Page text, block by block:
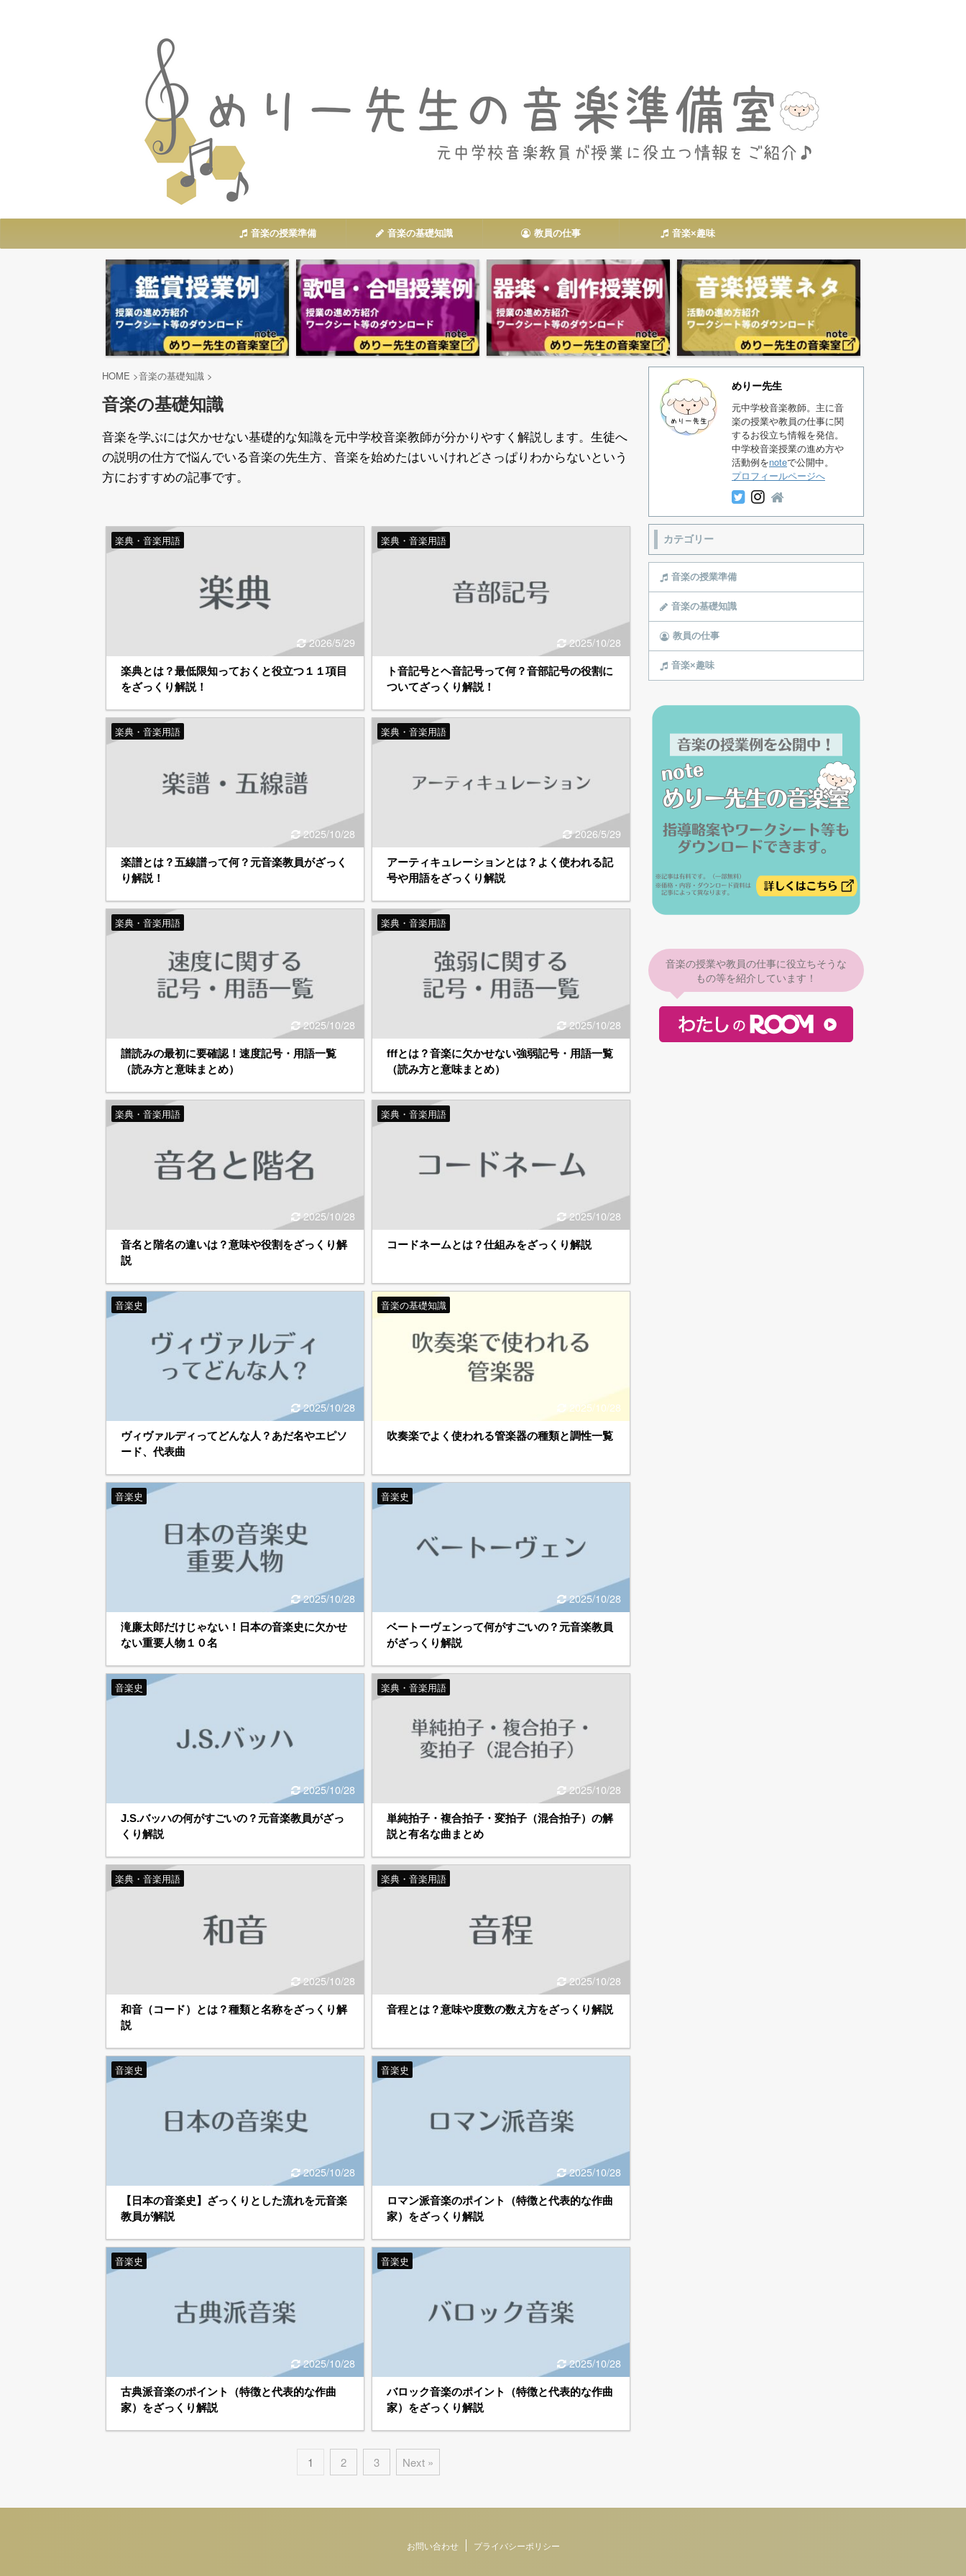
音楽の授業準備 音楽の基礎知識 教員の仕事 音楽×趣味
HOME >音楽の基礎知識 >
音楽の基礎知識
音楽を学ぶには欠かせない基礎的な知識を元中学校音楽教師が分かりやすく解説します。生徒へ
の説明の仕方で悩んでいる音楽の先生方、音楽を始めたはいいけれどさっぱりわからないという
方におすすめの記事です。
2026/5/29
楽典・音楽用語
楽典とは？最低限知っておくと役立つ１１項目
をざっくり解説！
2025/10/28
楽典・音楽用語
ト音記号とヘ音記号って何？音部記号の役割に
ついてざっくり解説！
2025/10/28
楽典・音楽用語
楽譜とは？五線譜って何？元音楽教員がざっく
り解説！
2026/5/29
楽典・音楽用語
アーティキュレーションとは？よく使われる記
号や用語をざっくり解説
2025/10/28
楽典・音楽用語
譜読みの最初に要確認！速度記号・用語一覧
（読み方と意味まとめ）
2025/10/28
楽典・音楽用語
fffとは？音楽に欠かせない強弱記号・用語一覧
（読み方と意味まとめ）
2025/10/28
楽典・音楽用語
音名と階名の違いは？意味や役割をざっくり解
説
2025/10/28
楽典・音楽用語
コードネームとは？仕組みをざっくり解説
2025/10/28
音楽史
ヴィヴァルディってどんな人？あだ名やエピソ
ード、代表曲
2025/10/28
音楽の基礎知識
吹奏楽でよく使われる管楽器の種類と調性一覧
2025/10/28
音楽史
滝廉太郎だけじゃない！日本の音楽史に欠かせ
ない重要人物１０名
2025/10/28
音楽史
ベートーヴェンって何がすごいの？元音楽教員
がざっくり解説
2025/10/28
音楽史
J.S.バッハの何がすごいの？元音楽教員がざっ
くり解説
2025/10/28
楽典・音楽用語
単純拍子・複合拍子・変拍子（混合拍子）の解
説と有名な曲まとめ
2025/10/28
楽典・音楽用語
和音（コード）とは？種類と名称をざっくり解
説
2025/10/28
楽典・音楽用語
音程とは？意味や度数の数え方をざっくり解説
2025/10/28
音楽史
【日本の音楽史】ざっくりとした流れを元音楽
教員が解説
2025/10/28
音楽史
ロマン派音楽のポイント（特徴と代表的な作曲
家）をざっくり解説
2025/10/28
音楽史
古典派音楽のポイント（特徴と代表的な作曲
家）をざっくり解説
2025/10/28
音楽史
バロック音楽のポイント（特徴と代表的な作曲
家）をざっくり解説
1 2 3 Next »
めりー先生
元中学校音楽教師。主に音
楽の授業や教員の仕事に関
するお役立ち情報を発信。
中学校音楽授業の進め方や
活動例をnoteで公開中。
プロフィールページへ
カテゴリー
音楽の授業準備
音楽の基礎知識
教員の仕事
音楽×趣味
音楽の授業や教員の仕事に役立ちそうな
もの等を紹介しています！
お問い合わせ プライバシーポリシー